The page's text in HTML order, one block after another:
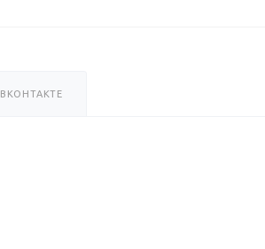
ВКОНТАКТЕ